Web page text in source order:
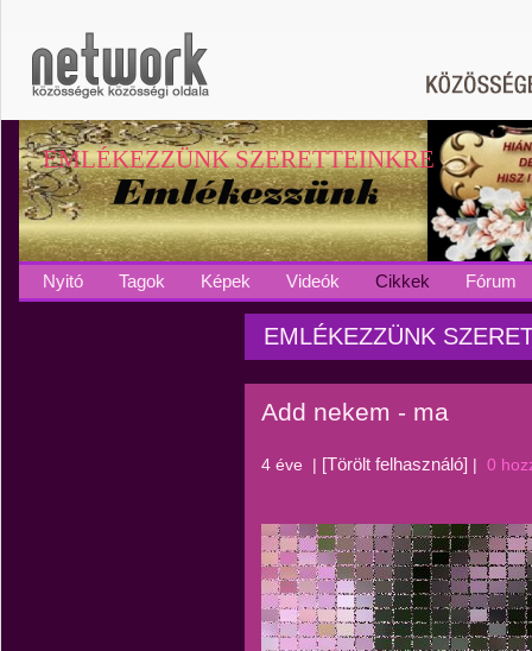
EMLÉKEZZÜNK SZERETTEINKRE
Nyitó Tagok Képek Videók Cikkek Fórum
EMLÉKEZZÜNK
Add nekem - ma
4 éve | [Törölt felhasználó] | 0